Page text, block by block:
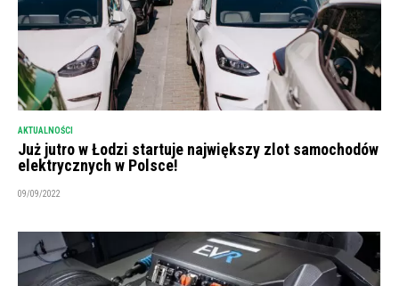
AKTUALNOŚCI
Już jutro w Łodzi startuje największy zlot samochodów
elektrycznych w Polsce!
09/09/2022